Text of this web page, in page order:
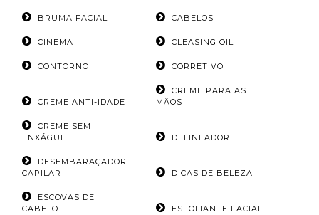
BRUMA FACIAL CABELOS
CINEMA CLEASING OIL
CONTORNO CORRETIVO
CREME ANTI-IDADE
CREME PARA AS
MÃOS
CREME SEM
ENXÁGUE
DELINEADOR
DESEMBARAÇADOR
CAPILAR
DICAS DE BELEZA
ESCOVAS DE
CABELO
ESFOLIANTE FACIAL